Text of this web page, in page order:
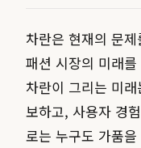
차란은 현재의 문
패션 시장의 미래
차란이 그리는 미
보하고, 사용자 경
로는 누구도 가품